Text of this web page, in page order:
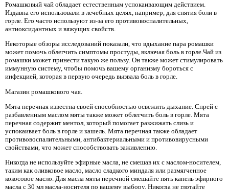
Ромашковый чай обладает естественным успокаивающим действием.
Издавна его использовали в лечебных целях, например, для снятия боли в
горле. Его часто используют из-за его противовоспалительных,
антиоксидантных и вяжущих свойств.
Некоторые обзоры исследований показали, что вдыхание пара ромашки
может помочь облегчить симптомы простуды, включая боль в горле.Чай из
ромашки может принести такую ​​же пользу. Он также может стимулировать
иммунную систему, чтобы помочь вашему организму бороться с
инфекцией, которая в первую очередь вызвала боль в горле.
Магазин ромашкового чая.
Мята перечная известна своей способностью освежить дыхание. Спрей с
разбавленным маслом мяты также может облегчить боль в горле. Мята
перечная содержит ментол, который помогает разжижать слизь и
успокаивает боль в горле и кашель. Мята перечная также обладает
противовоспалительными, антибактериальными и противовирусными
свойствами, что может способствовать заживлению.
Никогда не используйте эфирные масла, не смешав их с маслом-носителем,
таким как оливковое масло, масло сладкого миндаля или размягченное
кокосовое масло. Для масла мяты перечной смешайте пять капель эфирного
масла с 30 мл масла-носителя по вашему выбору. Никогда не глотайте